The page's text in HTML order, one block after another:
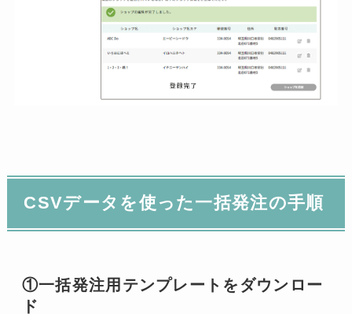
CSVデータを使った一括発注の手順
①一括発注用テンプレートをダウンロー
ド